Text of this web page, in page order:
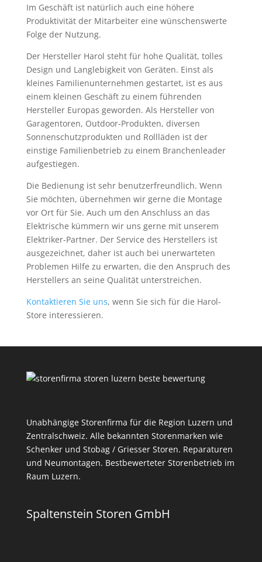
Im Geschäft ist natürlich auch eine höhere
Produktivität der Mitarbeiter eine wünschenswerte
Folge der Nutzung.
Der Hersteller Harol steht für hohe Qualität, tolles
Design und Langlebigkeit von Geräten. Einst als
kleines Familienunternehmen gestartet, ist es aus
einem kleinen Geschäft zu einem führenden
Hersteller Europas geworden. Als Hersteller von
Garagentoren, Outdoor-Produkten, diversen
Sonnenschutzprodukten und Rollläden ist der
einstige Familienbetrieb zu einem Branchenleader
aufgestiegen.
Die Bedienung ist sehr benutzerfreundlich. Wenn
Sie möchten, übernehmen wir gerne die Montage
vor Ort für Sie. Auch um den Anschluss an das
Elektrische kümmern wir uns gerne mit unserem
Elektriker-Partner. Der Service des Herstellers ist
ausgezeichnet, daher ist auch bei unerwarteten
Problemen Hilfe zu erwarten, die den Anspruch des
Herstellers an seine Qualität unterstreichen.
Kontaktieren Sie uns, wenn Sie sich für die Harol-
Store interessieren.
Unabhängige Storenfirma für die Region Luzern und
Zentralschweiz. Alle bekannten Storenmarken wie
Schenker und Stobag / Griesser Storen. Reparaturen
und Neumontagen. Bestbewerteter Storenbetrieb im
Raum Luzern.
Spaltenstein Storen GmbH